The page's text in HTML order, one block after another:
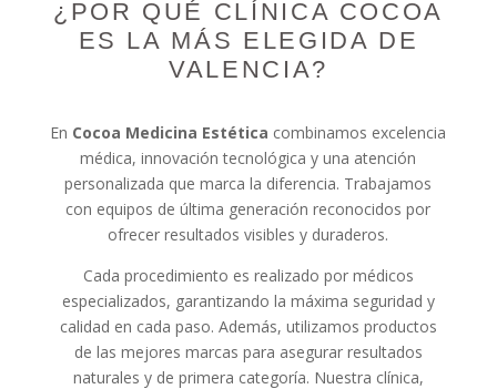
¿POR QUÉ CLÍNICA COCOA
ES LA MÁS ELEGIDA DE
VALENCIA?
En Cocoa Medicina Estética combinamos excelencia
médica, innovación tecnológica y una atención
personalizada que marca la diferencia. Trabajamos
con equipos de última generación reconocidos por
ofrecer resultados visibles y duraderos.
Cada procedimiento es realizado por médicos
especializados, garantizando la máxima seguridad y
calidad en cada paso. Además, utilizamos productos
de las mejores marcas para asegurar resultados
naturales y de primera categoría. Nuestra clínica,